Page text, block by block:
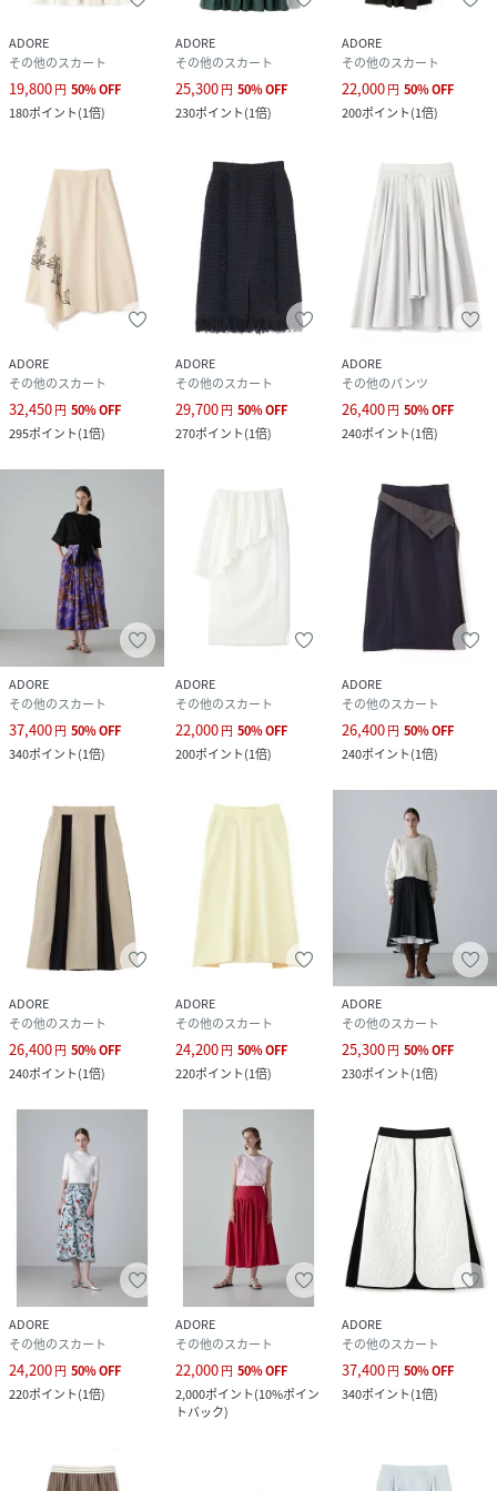
性別タイプ レディース
原産国 日本製
(別布部分)コットン74%,ナイロン16%,シルク
(裏生地)ポリエステル100%
サイズ ３６、３８
クリーニング 家庭での洗濯不可、ドライクリーニング
NV6522_531
531-5120305-110-16 NV6522)
ADORE
その他のスカート
19,800円 50%OFF
180ポイント(1倍)
ADORE
その他のスカート
25,300円 50%OFF
230ポイント(1倍)
ADORE
その他のスカート
22,000円 50%OFF
200ポイント(1倍)
ADORE
その他のスカート
32,450円 50%OFF
295ポイント(1倍)
ADORE
その他のスカート
29,700円 50%OFF
270ポイント(1倍)
ADORE
その他のパンツ
26,400円 50%OFF
240ポイント(1倍)
ADORE
その他のスカート
37,400円 50%OFF
340ポイント(1倍)
ADORE
その他のスカート
22,000円 50%OFF
200ポイント(1倍)
ADORE
その他のスカート
26,400円 50%OFF
240ポイント(1倍)
ADORE
その他のスカート
26,400円 50%OFF
240ポイント(1倍)
ADORE
その他のスカート
24,200円 50%OFF
220ポイント(1倍)
ADORE
その他のスカート
25,300円 50%OFF
230ポイント(1倍)
ADORE
その他のスカート
24,200円 50%OFF
220ポイント(1倍)
ADORE
その他のスカート
22,000円 50%OFF
2,000ポイント(10%ポイン
トバック)
ADORE
その他のスカート
37,400円 50%OFF
340ポイント(1倍)